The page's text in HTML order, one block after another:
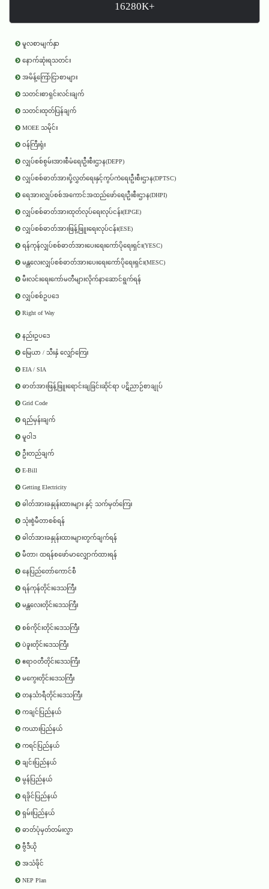
16280K+
မူလစာမျက်နှာ
နောက်ဆုံးရသတင်း
အမိန့်ကြော်ငြာစာများ
သတင်းစာရှင်းလင်းချက်
သတင်းထုတ်ပြန်ချက်
MOEE သမိုင်း
ဝန်ကြီးရုံး
လျှပ်စစ်စွမ်းအားစီမံရေးဦးစီးဌာန(DEPP)
လျှပ်စစ်ဓာတ်အားပို့လွှတ်ရေးနှင့်ကွပ်ကဲရေးဦးစီးဌာန(DPTSC)
ရေအားလျှပ်စစ်အကောင်အထည်ဖော်ရေးဦးစီးဌာန(DHPI)
လျှပ်စစ်ဓာတ်အားထုတ်လုပ်ရေးလုပ်ငန်း(EPGE)
လျှပ်စစ်ဓာတ်အားဖြန့်ဖြူးရေးလုပ်ငန်း(ESE)
ရန်ကုန်လျှပ်စစ်ဓာတ်အားပေးရေးကော်ပိုရေးရှင်း(YESC)
မန္တလေးလျှပ်စစ်ဓာတ်အားပေးရေးကော်ပိုရေးရှင်း(MESC)
မီးလင်းရေးကော်မတီများလိုက်နာဆောင်ရွက်ရန်
လျှပ်စစ်ဥပဒေ
Right of Way
နည်းဥပဒေ
မြေယာ / သီးနှံ လျှော်ကြေး
EIA / SIA
ဓာတ်အားဖြန့်ဖြူးရောင်းချခြင်းဆိုင်ရာ ပဋိညာဉ်စာချုပ်
Grid Code
ရည်မှန်းချက်
မူဝါဒ
ဦးတည်ချက်
E-Bill
Getting Electricity
ဓါတ်အားခနှုန်းထားများ နှင့် သက်မှတ်ကြေး
သုံးစွဲမီတာစစ်ရန်
ဓါတ်အားခနှုန်းထားများတွက်ချက်ရန်
မီတာ၊ ထရန်စဖော်မာလျှောက်ထားရန်
နေပြည်တော်ကောင်စီ
ရန်ကုန်တိုင်းဒေသကြီး
မန္တလေးတိုင်းဒေသကြီး
စစ်ကိုင်းတိုင်းဒေသကြီး
ပဲခူးတိုင်းဒေသကြီး
ဧရာ၀တီတိုင်းဒေသကြီး
မကွေးတိုင်းဒေသကြီး
တနင်္သာရီတိုင်းဒေသကြီး
ကချင်ပြည်နယ်
ကယားပြည်နယ်
ကရင်ပြည်နယ်
ချင်းပြည်နယ်
မွန်ပြည်နယ်
ရခိုင်ပြည်နယ်
ရှမ်းပြည်နယ်
ဓာတ်ပုံမှတ်တမ်းလွှာ
ဗွီဒီယို
အသံဖိုင်
NEP Plan